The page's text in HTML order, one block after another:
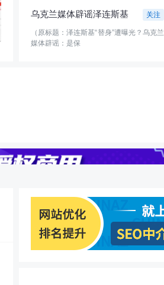
乌克兰媒体辟谣泽连斯基
有替身：是保镖 他在乌克
兰非常有名
关注
（原标题：泽连斯基“替身”遭曝光？乌克兰
媒体辟谣：是保